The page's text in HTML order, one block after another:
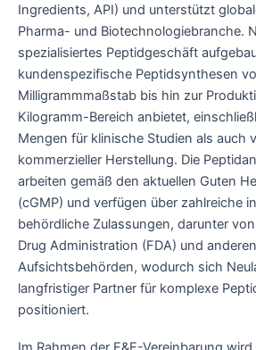
Ingredients, API) und unterstützt
Pharma- und Biotechnologiebranche.
spezialisiertes Peptidgeschäft
kundenspezifische Peptidsynthesen
Milligrammmaßstab bis hin zur
Kilogramm-Bereich anbietet,
Mengen für klinische Studien als auch
kommerzieller Herstellung. Die
arbeiten gemäß den aktuellen Guten
(cGMP) und verfügen über zahlreiche
behördliche Zulassungen, darunter
Drug Administration (FDA) und
Aufsichtsbehörden, wodurch sich
langfristiger Partner für komplexe
positioniert.